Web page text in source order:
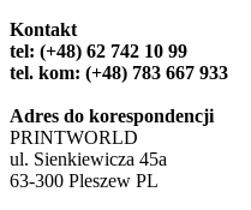
Kontakt
tel: (+48) 62 742 10 99
tel. kom: (+48) 783 667 933
Adres do korespondencji
PRINTWORLD
ul. Sienkiewicza 45a
63-300 Pleszew PL